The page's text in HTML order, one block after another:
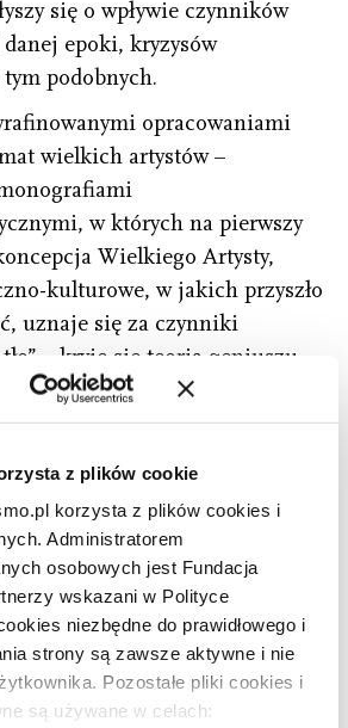
z plików cookie
korzysta z plików cookies i
Administratorem
osobowych jest Fundacja
wskazani w Polityce
niezbędne do prawidłowego i
strony są zawsze aktywne i nie
Pozostałe pliki cookies i
są używane w celach:
się o wpływie czynników
danej epoki, kryzysów
podobnych.
opracowaniami
wielkich artystów –
w których na pierwszy
Wielkiego Artysty,
kulturowe, w jakich przyszło
uznaje się za czynniki
– kryje się teoria geniuszu
oraz wolnorynkowa
osiągnięć.
wielkich osiągnięć kobiet
jako sylogizm: gdyby
magiczny pierwiastek
to z pewnością by się on
nie stało, co dowodzi, że
sobie tego pierwiastka. Skoro
i Van Gogh ze swoimi
zdołali tego dokonać, dlaczego